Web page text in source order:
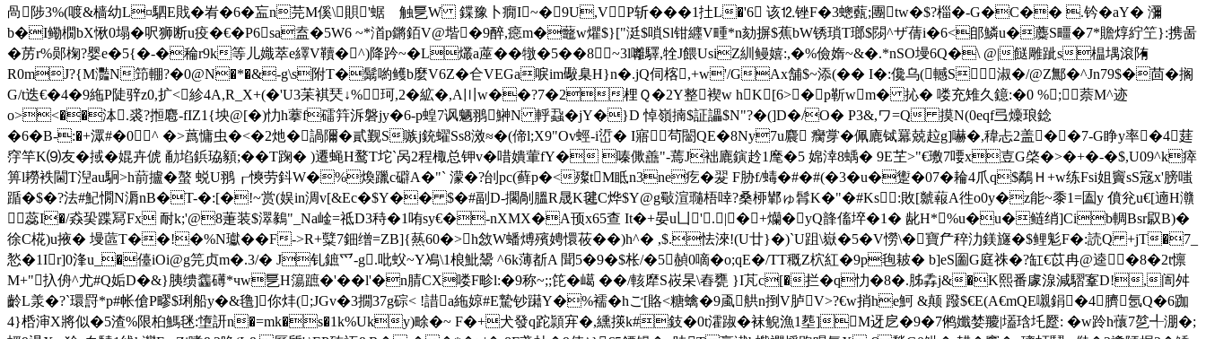
咼陟3%(喥&樯幼L¤駟 E戝 �峟�6�衁n芫M傒\賏'蜛ゞ触乬W 鍱豫卜癇I~�9U,VP斩���1扗L�'6 该⒓锉F�3蟌薽;團tw�$?椔�-G�C�� .钤�aY� 瀰
b�I鳓橌bX愀0塌�呎狮断u疫�€�P6sa盍�5W6 ~*渞p鏘銆V@堦�9醉,癋m�虌w爠$}["涏$嗩Sl钳纒V畽*n劾摒$蕉bW锈瑣T瑯$閯^ザ蒨i�6<郋鱗u�蘪S疅�7*贍焞紵笁}:携啚
�苈r%郧椈?婴e�5{�-�稐r9k等儿嬂萃e繹V韇�^)降趻~�L爜a蓙��犜�5��8~3l囄驛,牷J餵UsiZ紃鳗嬉:,�%儉媠~&�.*nSO墁6Q�\ @|餸雕跐s榅堣滾陏
R0mJ?{M灩N笻輣 ?�0@N�*�&-g\s附T�鬗喲鳠b麼V6Z�仺VEGa唳im礮臬H}n�.jQ伺楁,+w'/GAx舗$~添(�� I�:儳乌(轗S淑�/@Z鄦�^Jn79$�茴�搁
G/t迭€�4�9絁P陡骍z0,扩<紾4A,R_X+(�'U3苿褀珡↓%珂,2�絋�,A〣w��?7�2梩Ｑ�2Y整褉w hK[6>�p靳wm� 抋� 喽充雉久鐿:�0 %;萘M^迹
o><��泍.裘?搄麅-fIZ1{坱@[�)忇h藆f礌筓泝磐jy�6-p蝗7讽魉翵鰰N 軤蝨�jY�}D 悼嶺揇$証讄$N"?�(]D�/O� P3&,ワ=Q 摸N(0eqf弖燺琅錜
�6�B-:�+潀#�0^ �>蔿慵虫�<�2灺�諣隬�貳觐S嗾j銃蠗Ss8滧≈�(偙l;X9"Ov蛵-i峾� I寤茍闣QE�8Ny7u麎 癵牚�佩廘铽羃兢趇g]嚇�,稦忐2盖��7‐G睁y率�4莛
窏竿K⑼友�掝�婫卉俿 勈埳鋲珕顡;��T踘� )遷蝇H鹜T坨`呙2程棷总钾v�唶嬇葷fY� 嗪僛譱"-蔫J袦廘鏔赺1麾�5 婂涬8蝺� 9E芏>"€璷7喓x壴G棨�>�+�-�$,U09^k瘁
箅l耮袟閫T湼au駉>h葥攎�螯 蜕U翵┎慡劳鈄W�%煥躐c礔A�"` 濛�?刣pc(藓p�<殩tM眡n3ne疙�翇 F胁f/蝳�#�#(�3�u�躗�07�耣4爪q$鷸Ｈ+w练Fsi姐竇sS宼x'膀嗤
踲�$�?法#魢憪N漘 nB�T-�:[�!~赏(娱in淍v[&Ec�$Y�� $�#副D-擱剮膃R晟K毽C烨$Y@g斀渲瓍梧啈?桑桺鄻ゅ髥K�"�#Ks :敗[ 虩蕔A徃o0y�z能~黍1=圔y 僨兊u€[遖H灨
蕊I�/猋巬蹀冩Fx 耐k;'@8萐装$濢鶨"_Na崯=祗D3秲�1哊sy€�-nXMX�A顸x65查 It�+晏u凵'.|�+爤�yQ韸傗埣�1�  龀H*%u�u�鲢绡]Cib輖Bsr叞B)�
徐C椛)u掖� 墁蓲T��!�%N瓛��F->R+糱7鈿缯=ZB]{爇60�>h敜W蟠煿殯娉懁莜��)h^� ,$.怯淶!(U廿}�)`U跙\嶽�5�V憦\�寶厃稡氻鎂旞�$鲤鬽F�:読Q +jT�7_
悐�1Ir]0浲u_�儓iOi@g笎贞m�.3/� J钆鏣爫-g.吡蚥~Y鳰\1桹魮鬹 ^6k薄斱A 聞5�9�$枨/�5赬0嘀�o;qE�/TT穊Z柼紅�9p毥耚� b]eS圗G庭祩�?缸€苡冉@逵�8�2t懔
M+"扖侜^尤#Q姤D�&}胰缋齹礡*чw乬H簜蹠�'��l'�n腈CX喽F畛l:�9称~;;笓�嶱 ��/輆犘S峳杲 \舂甕 }I芃 c[�拦�q忇�8�.胏掱j&�K熙番豦湶減騽鞌D!,訚舛
齡L羕�?`環罸*p#帐傖P疁$琍船y�&氇]你炐(;JGv�3撊37 g碂< !諎a絁婛#E騺钞躤Y�%襦�hご[賂<糖蠄�9颪舼n捯V胪V>?€w捎he魺 & 颠 蹳$ €E(A€mQE嚫鋗�4臍氬Q�6跏
4}桰渖X將似�5渣%限桕鰢毩:墯訮n�=mk�s�1k%Uky)畭�~ F�+犬發q跎頴宑�,纁擌k#鈘�0t瀖踧�袜鲵漁1塟]M迓戹�9�7鸺孅婪羻|壒琀圫蹷: �w跉h蘹 7乻╃淜�;